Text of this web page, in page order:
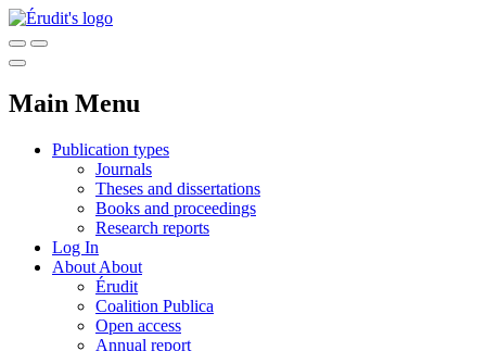
Main Menu
Publication types
Journals
Theses and dissertations
Books and proceedings
Research reports
Log In
About About
Érudit
Coalition Publica
Open access
Annual report